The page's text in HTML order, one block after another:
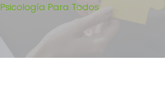
Psicología Para Todos